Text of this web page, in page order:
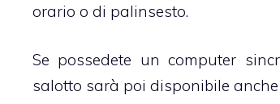
orario o di palinsesto.
Se possedete un computer
salotto sarà poi disponibile